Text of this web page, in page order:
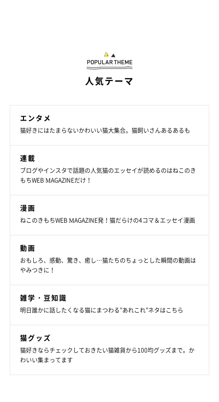
「昨年末にイヌくんをプレゼントしたときから、
ヤマネコはイヌくんを手に取ったときに、ほかのおもちゃと明ら
かに違う反応を見せてくれて。おもちゃ箱にほかのおもちゃが入
さなくても、毎日何度も喉元を狙って噛み付いたりして楽しく遊
んでいます（笑）
イヌくんはヤマネコの親友のような存在
人気テーマ
エンタメ
猫好きにはたまらないかわいい猫大集合。猫飼いさんあるあるも
連載
ブログやインスタで話題の人気猫のエッセイが読めるのはねこのき
もちWEB MAGAZINEだけ！
漫画
ねこのきもちWEB MAGAZINE発！猫だらけの4コマ＆エッセイ漫画
動画
おもしろ、感動、驚き、癒し…猫たちのちょっとした瞬間の動画は
やみつきに！
雑学・豆知識
明日誰かに話したくなる猫にまつわる”あれこれ”ネタはこちら
猫グッズ
猫好きならチェックしておきたい猫雑貨から100均グッズまで。か
わいい集まってます